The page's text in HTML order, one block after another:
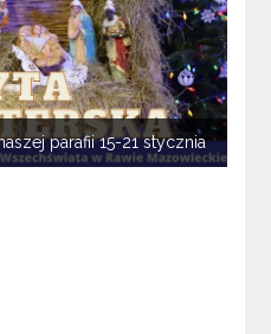
parafii 15-21 stycznia